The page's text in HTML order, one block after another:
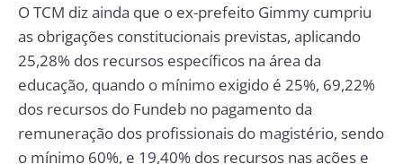
O TCM diz ainda que o ex-prefeito Gimmy cumpriu
as obrigações constitucionais previstas, aplicando
25,28% dos recursos específicos na área da
educação, quando o mínimo exigido é 25%, 69,22%
dos recursos do Fundeb no pagamento da
remuneração dos profissionais do magistério, sendo
o mínimo 60%, e 19,40% dos recursos nas ações e